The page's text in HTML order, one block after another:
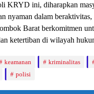
KRYD ini, diharapkan
nyaman dalam
Barat berkomitmen
ketertiban di wilayah
keamanan kriminalitas
polisi